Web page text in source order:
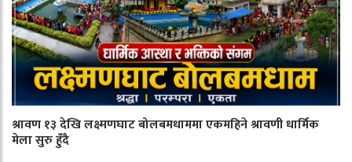
श्रावण १३ देखि लक्ष्मणघाट बोलबमधाममा एकमहिने श्रावणी धार्मिक
मेला सुरु हुँदै